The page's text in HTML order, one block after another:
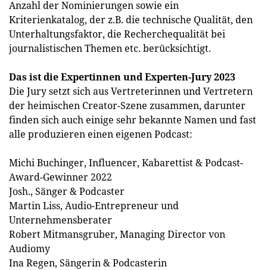
Anzahl der Nominierungen sowie ein
Kriterienkatalog, der z.B. die technische Qualität, den
Unterhaltungsfaktor, die Recherchequalität bei
journalistischen Themen etc. berücksichtigt.
Das ist die Expertinnen und Experten-Jury 2023
Die Jury setzt sich aus Vertreterinnen und Vertretern
der heimischen Creator-Szene zusammen, darunter
finden sich auch einige sehr bekannte Namen und fast
alle produzieren einen eigenen Podcast:
Michi Buchinger, Influencer, Kabarettist & Podcast-
Award-Gewinner 2022
Josh., Sänger & Podcaster
Martin Liss, Audio-Entrepreneur und
Unternehmensberater
Robert Mitmansgruber, Managing Director von
Audiomy
Ina Regen, Sängerin & Podcasterin